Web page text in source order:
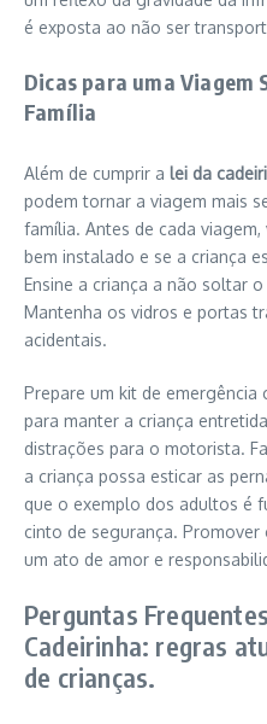
é exposta ao não ser
Dicas para uma Viagem
Família
Além de cumprir a lei da
podem tornar a viagem mais
família. Antes de cada
bem instalado e se a criança
Ensine a criança a não soltar
Mantenha os vidros e portas
acidentais.
Prepare um kit de emergência
para manter a criança
distrações para o motorista.
a criança possa esticar as
que o exemplo dos adultos é
cinto de segurança.
um ato de amor e
Perguntas
Cadeirinha: regras
de crianças.